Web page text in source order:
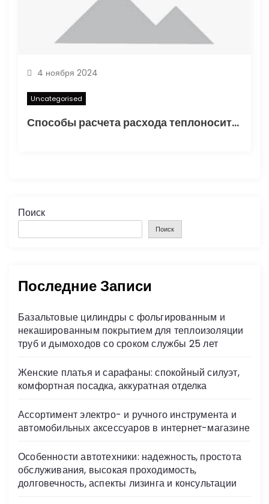
4 ноября 2024
Uncategorised
Способы расчета расхода теплоносителя для системы отопления
Поиск
Поиск
Последние Записи
Базальтовые цилиндры с фольгированным и
некашированным покрытием для теплоизоляции
труб и дымоходов со сроком службы 25 лет
Женские платья и сарафаны: спокойный силуэт,
комфортная посадка, аккуратная отделка
Ассортимент электро- и ручного инструмента и
автомобильных аксессуаров в интернет-магазине
Особенности автотехники: надежность, простота
обслуживания, высокая проходимость,
долговечность, аспекты лизинга и консультации